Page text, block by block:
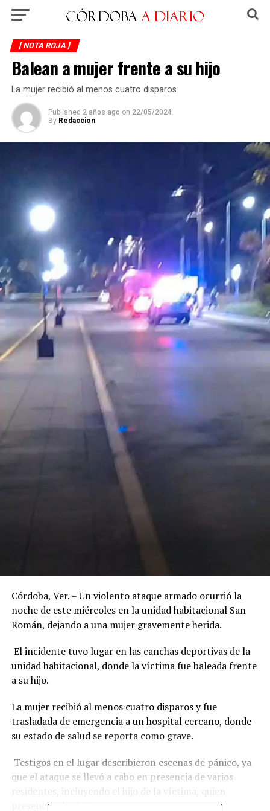
[ NOTA ROJA ]
Balean a mujer frente a su hijo
La mujer recibió al menos cuatro disparos
Published 2 años ago on 22/05/2024
By Redaccion
Córdoba, Ver. – Un violento ataque armado ocurrió la
noche de este miércoles en la unidad habitacional San
Román, dejando a una mujer gravemente herida.
El incidente tuvo lugar en las canchas deportivas de la
unidad habitacional, donde la víctima fue baleada frente
a su hijo.
La mujer recibió al menos cuatro disparos y fue
trasladada de emergencia a un hospital cercano, donde
su estado de salud se reporta como grave.
Testigos en el lugar describieron escenas de pánico, ya
que el ataque se llevó a cabo en presencia de varios
residentes, incluyendo el hijo de la víctima, quien
presenció el trágico suceso.